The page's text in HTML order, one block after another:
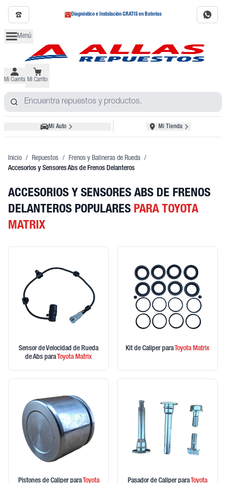
Diagnóstico e Instalación GRATIS en Baterías
Menú
Mi Cuenta Mi Carrito
Mi Auto Mi Tienda
Inicio / Repuestos / Frenos y Balineras de Rueda /
Accesorios y Sensores Abs de Frenos Delanteros
ACCESORIOS Y SENSORES ABS DE FRENOS
DELANTEROS POPULARES PARA TOYOTA
MATRIX
Sensor de Velocidad de Rueda
de Abs para ToyotaMatrix
Kit de Caliper para ToyotaMatrix
Pistones de Caliper para Toyota
Pasador de Caliper para Toyota